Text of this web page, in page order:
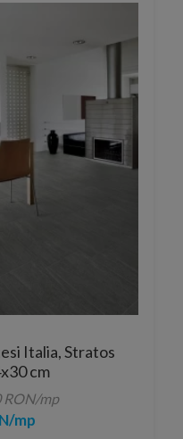
Italia, Stratos
cm
RON/mp
mp